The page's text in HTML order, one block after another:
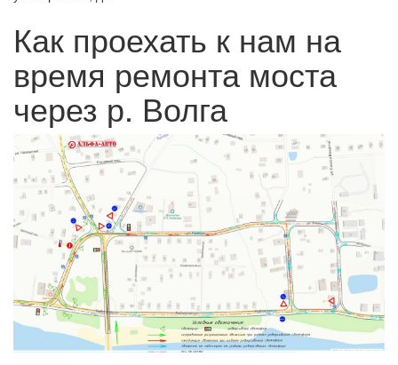
Как проехать к нам на
время ремонта моста
через р. Волга